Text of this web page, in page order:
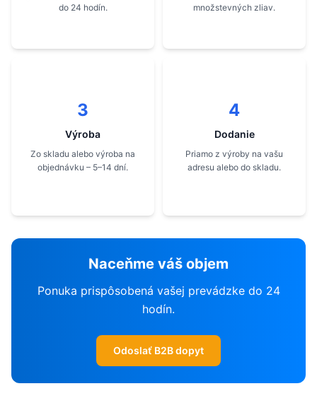
do 24 hodín.
množstevných zliav.
3
Výroba
Zo skladu alebo výroba na
objednávku – 5–14 dní.
4
Dodanie
Priamo z výroby na vašu
adresu alebo do skladu.
Naceňme váš objem
Ponuka prispôsobená vašej prevádzke do 24
hodín.
Odoslať B2B dopyt